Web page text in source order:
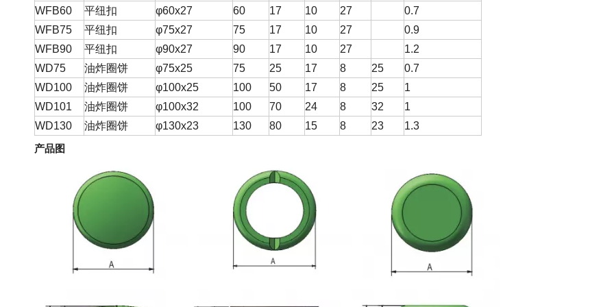
WFB60
平纽扣 φ60x27 60 17 10 27
0.7
WFB75
平纽扣 φ75x27 75 17 10 27
0.9
WFB90
平纽扣 φ90x27 90 17 10 27
1.2
WD75
油炸圈饼 φ75x25 75 25 17 8 25
0.7
WD100
油炸圈饼 φ100x25 100 50 17 8 25
1
WD101
油炸圈饼 φ100x32 100 70 24 8 32
1
WD130
油炸圈饼 φ130x23 130 80 15 8 23
1.3
产品图